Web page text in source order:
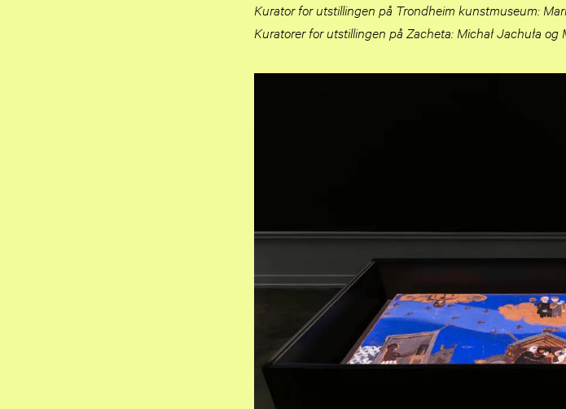
Kurator for utstillingen på Trondheim kunstmuseum:
Kuratorer for utstillingen på Zacheta: Michał Jachuła og